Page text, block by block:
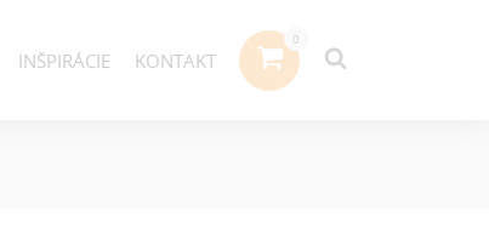
INŠPIRÁCIE KONTAKT